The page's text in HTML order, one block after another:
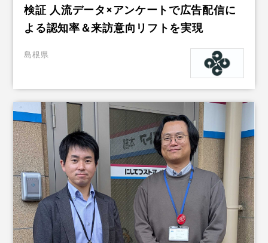
検証 人流データ×アンケートで広告配信に
よる認知率＆来訪意向リフトを実現
島根県